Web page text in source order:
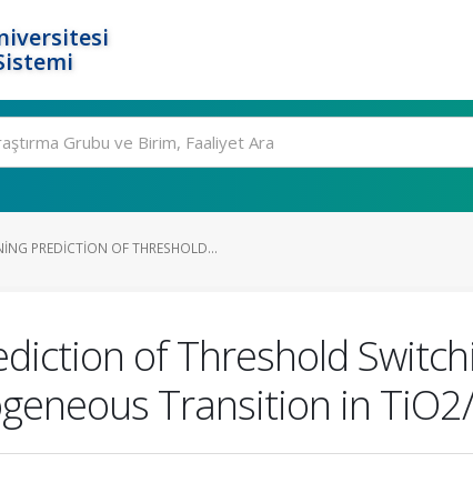
PREDICTION OF THRESHOLD...
of Threshold
Transition in